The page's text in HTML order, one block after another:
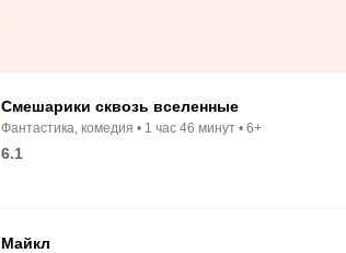
Смешарики сквозь вселенные
Фантастика, комедия 1 час 46 минут 6+
6.1
Майкл